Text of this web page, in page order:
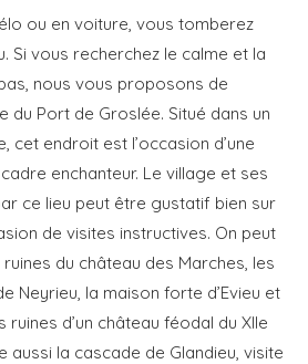
ou en voiture, vous tomberez
Si vous recherchez le calme et la
nous vous proposons de
du Port de Groslée. Situé dans un
cet endroit est l’occasion d’une
enchanteur. Le village et ses
ce lieu peut être gustatif bien sur
de visites instructives. On peut
du château des Marches, les
Neyrieu, la maison forte d’Evieu et
d’un château féodal du XIIe
aussi la cascade de Glandieu, visite